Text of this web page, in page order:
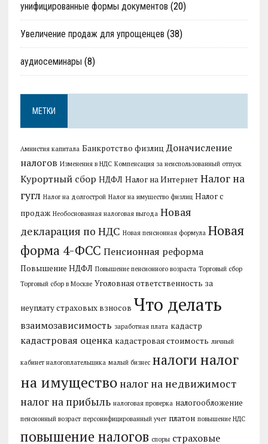
унифицированные формы документов (20)
Увеличение продаж для упрощенцев (38)
аудиосеминары (8)
МЕТКИ
Амнистия капитала Банкротство физлиц Доначисление
налогов Изменения в НДС Компенсация за неиспользованный отпуск
Курортный сбор НДФЛ Налог на Интернет Налог на
гугл Налог на долгострой Налог на имущество физлиц Налог с
продаж Необоснованная налоговая выгода Новая
декларация по НДС Новая пенсионная формула Новая
форма 4-ФСС Пенсионная реформа
Повышение НДФЛ Повышение пенсионного возраста Торговый сбор
Торговый сбор в Москве Уголовная ответственность за
неуплату страховых взносов Что делать
взаимозависимость заработная плата кадастр
кадастровая оценка кадастровая стоимость личный
кабинет налогоплательщика малый бизнес налоги налог
на имущество налог на недвижимост
налог на прибыль налоговая проверка налогообложение
пенсионный возраст персонифицированный учет платон повышение НДС
повышение налогов споры страховые